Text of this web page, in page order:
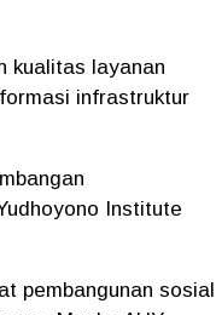
kualitas layanan
infrastruktur
Institute
pembangunan sosial